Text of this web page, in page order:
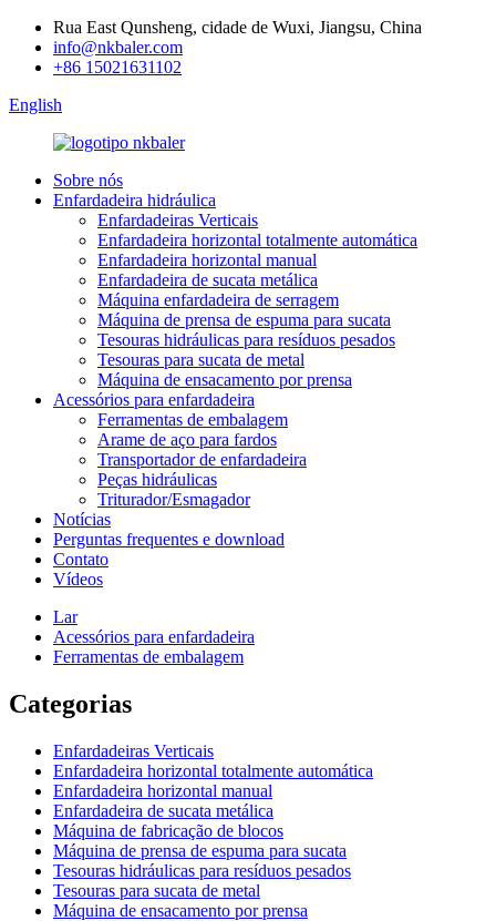
Rua East Qunsheng, cidade de Wuxi, Jiangsu, China
info@nkbaler.com
+86 15021631102
English
Sobre nós
Enfardadeira hidráulica
Enfardadeiras Verticais
Enfardadeira horizontal totalmente automática
Enfardadeira horizontal manual
Enfardadeira de sucata metálica
Máquina enfardadeira de serragem
Máquina de prensa de espuma para sucata
Tesouras hidráulicas para resíduos pesados
Tesouras para sucata de metal
Máquina de ensacamento por prensa
Acessórios para enfardadeira
Ferramentas de embalagem
Arame de aço para fardos
Transportador de enfardadeira
Peças hidráulicas
Triturador/Esmagador
Notícias
Perguntas frequentes e download
Contato
Vídeos
Lar
Acessórios para enfardadeira
Ferramentas de embalagem
Categorias
Enfardadeiras Verticais
Enfardadeira horizontal totalmente automática
Enfardadeira horizontal manual
Enfardadeira de sucata metálica
Máquina de fabricação de blocos
Máquina de prensa de espuma para sucata
Tesouras hidráulicas para resíduos pesados
Tesouras para sucata de metal
Máquina de ensacamento por prensa